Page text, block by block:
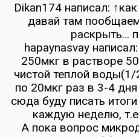
Dikan174 написал:
давай там
раскрыть…
hapaynasvay
250мкг в растворе
чистой теплой
по 20мкг раз в 3-4
сюда буду писать
каждую неделю,
А пока вопрос